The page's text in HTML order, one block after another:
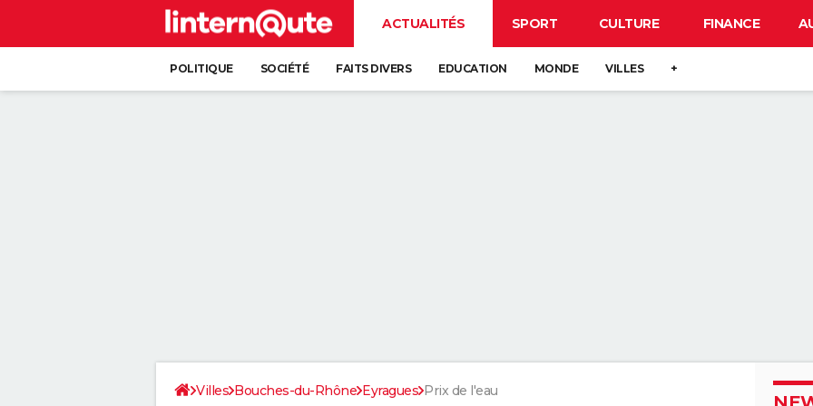
ACTUALITÉS SPORT CULTURE FINANCE
POLITIQUE SOCIÉTÉ FAITS DIVERS EDUCATION MONDE VILLES +
Villes Bouches-du-Rhône Eyragues Prix de l'eau